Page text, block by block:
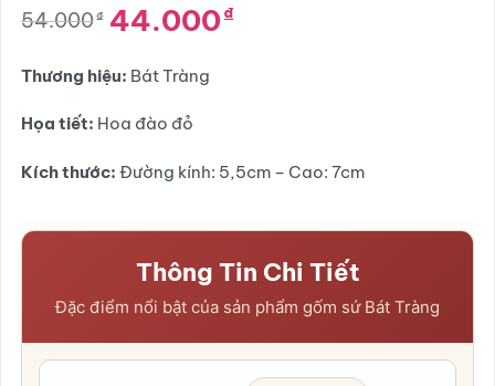
đánh giá
54.000₫
Giá
là:
54.000₫.
44.000₫
Giá
tại
44.000₫.
Thương hiệu: Bát Tràng
Họa tiết: Hoa đào đỏ
Kích thước: Đường kính: 5,5cm – Cao: 7cm
Thông Tin Chi Tiết
Đặc điểm nổi bật của sản phẩm gốm sứ Bát Tràng